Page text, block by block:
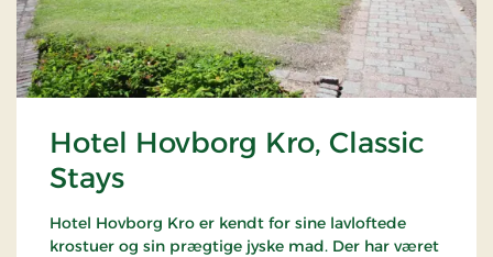
Hotel Hovborg Kro, Classic
Stays
Hotel Hovborg Kro er kendt for sine lavloftede
krostuer og sin prægtige jyske mad. Der har været